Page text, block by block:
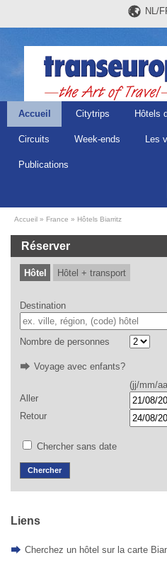
NL/
Accueil Citytrips Hôtels
Circuits Week-ends Les
Publications
Accueil France Hôtels Biarritz
Réserver
Hôtel Hôtel + transport
Destination
Nombre de personnes
Voyage avec enfants?
(jj/mm/
Aller
Retour
Chercher sans date
Liens
Cherchez un hôtel sur la carte